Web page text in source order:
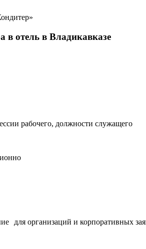
в отель в Владикавказе
рабочего, должности служащего
для организаций и корпоративных